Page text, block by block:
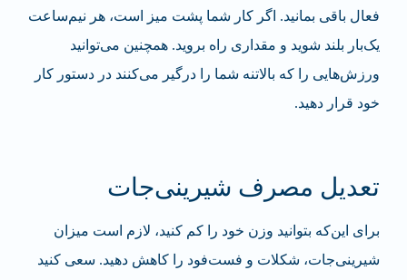
فعال باقی بمانید. اگر کار شما پشت میز است، هر نیم‌ساعت
یک‌بار بلند شوید و مقداری راه بروید. همچنین می‌توانید
ورزش‌هایی را که بالاتنه شما را درگیر می‌کنند در دستور کار
خود قرار دهید.
تعدیل مصرف شیرینی‌جات
برای این‌که بتوانید وزن خود را کم کنید، لازم است میزان
شیرینی‌جات، شکلات و فست‌فود را کاهش دهید. سعی کنید